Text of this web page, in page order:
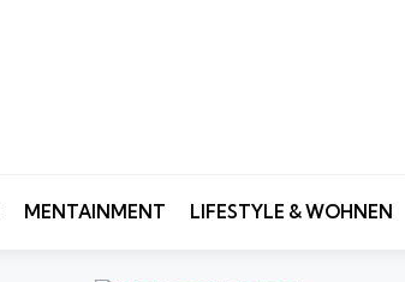
MENTAINMENT LIFESTYLE & WOHNEN